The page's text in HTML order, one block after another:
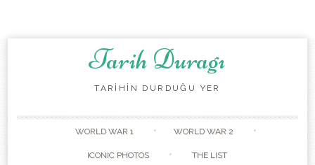
Tarih Duragı
TARİHİN DURDUĞU YER
WORLD WAR 1 WORLD WAR 2
ICONIC PHOTOS THE LIST